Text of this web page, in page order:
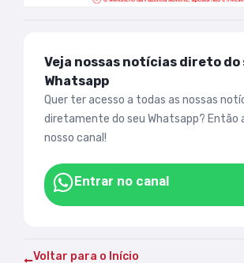
Veja nossas notícias direto do
Whatsapp
Quer ter acesso a todas as nossas
diretamente do seu Whatsapp? Então
nosso canal!
Entrar no canal
Voltar para o Início